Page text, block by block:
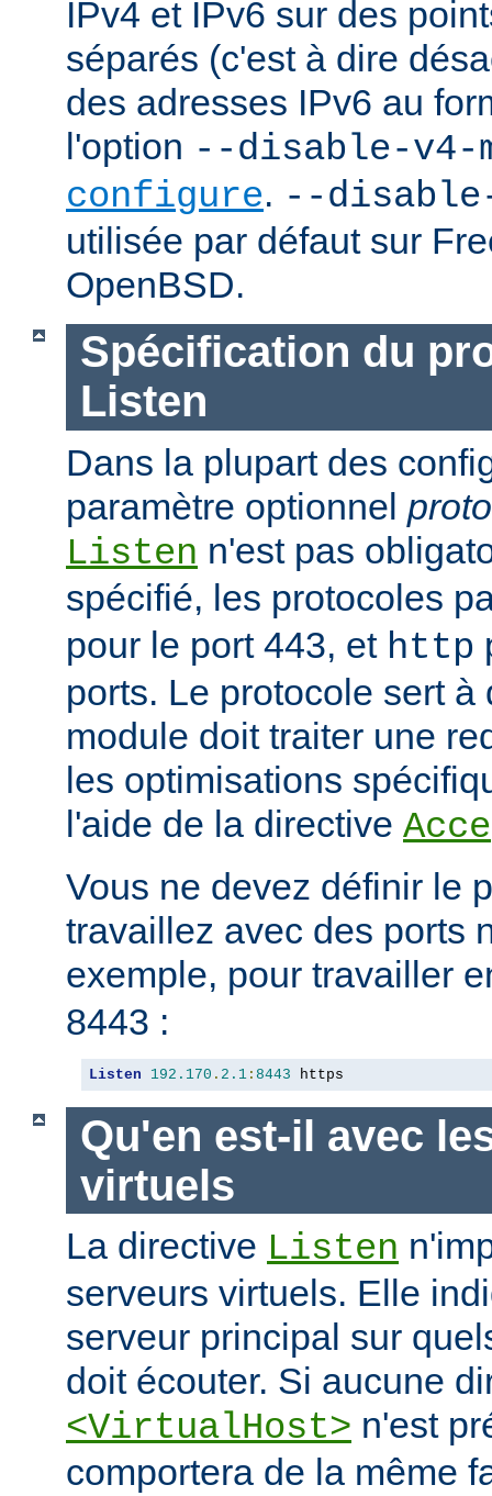
IPv4 et IPv6 sur des
séparés (c'est à dire
des adresses IPv6 au
l'option --disable-v4-
configure. --disable-
utilisée par défaut sur
OpenBSD.
Spécification du
Listen
Dans la plupart des
paramètre optionnel
Listen n'est pas
spécifié, les protocoles
pour le port 443, et http
ports. Le protocole sert à
module doit traiter une
les optimisations
l'aide de la directive
Vous ne devez définir le
travaillez avec des ports
exemple, pour travailler
8443 :
Listen 192.170 . 2.1 : 8443 https
Qu'en est-il avec
virtuels
La directive Listen
serveurs virtuels. Elle
serveur principal sur
doit écouter. Si aucune
<VirtualHost> n'est
comportera de la même